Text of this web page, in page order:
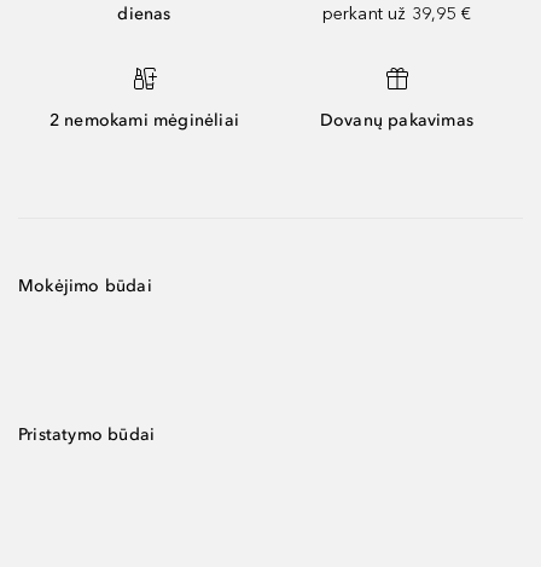
dienas
perkant už 39,95 €
2 nemokami mėginėliai Dovanų pakavimas
Mokėjimo būdai
Pristatymo būdai